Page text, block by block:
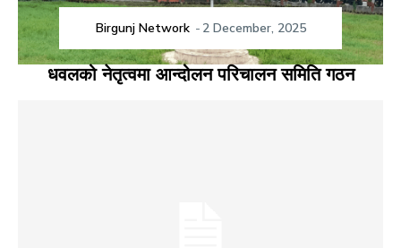
Birgunj Network - 2 December, 2025
धवलको नेतृत्वमा आन्दोलन परिचालन समिति गठन